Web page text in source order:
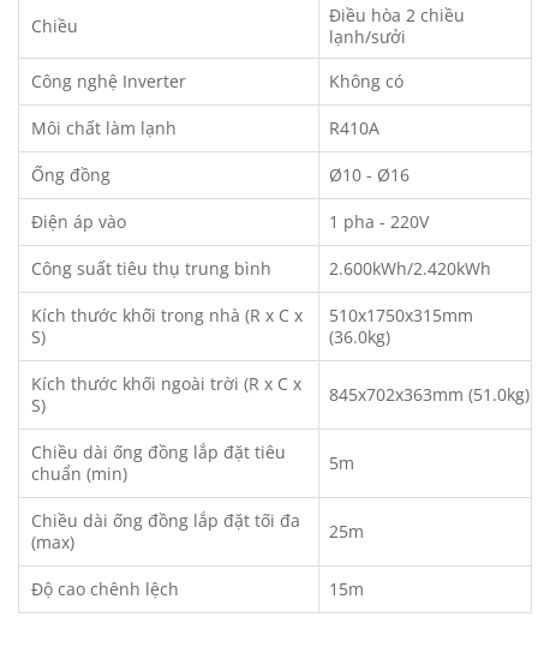
Chiều
Điều hòa 2 chiều
lạnh/sưởi
Công nghệ Inverter
Không có
Môi chất làm lạnh R410A
Ống đồng Ø10 - Ø16
Điện áp vào 1 pha - 220V
Công suất tiêu thụ trung bình 2.600kWh/2.420kWh
Kích thước khối trong nhà (R x C x
S)
510x1750x315mm
(36.0kg)
Kích thước khối ngoài trời (R x C x
S)
845x702x363mm (51.0kg)
Chiều dài ống đồng lắp đặt tiêu
chuẩn (min)
5m
Chiều dài ống đồng lắp đặt tối đa
(max)
25m
Độ cao chênh lệch 15m